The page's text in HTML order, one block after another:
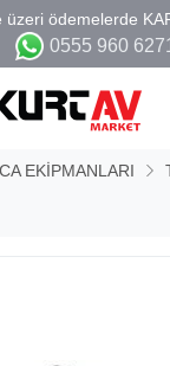
0555 960 6271
EKİPMANLARI